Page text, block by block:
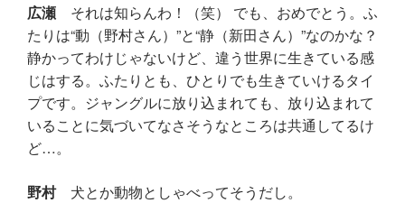
広瀬 それは知らんわ！（笑） でも、おめでとう。ふ
たりは“動（野村さん）”と“静（新田さん）”なのかな？
静かってわけじゃないけど、違う世界に生きている感
じはする。ふたりとも、ひとりでも生きていけるタイ
プです。ジャングルに放り込まれても、放り込まれて
いることに気づいてなさそうなところは共通してるけ
ど…。
野村犬とか動物としゃべってそうだし。